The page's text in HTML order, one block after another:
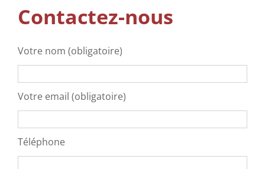
Contactez-nous
Contactez-nous
Votre nom (obligatoire)
Votre email (obligatoire)
Téléphone